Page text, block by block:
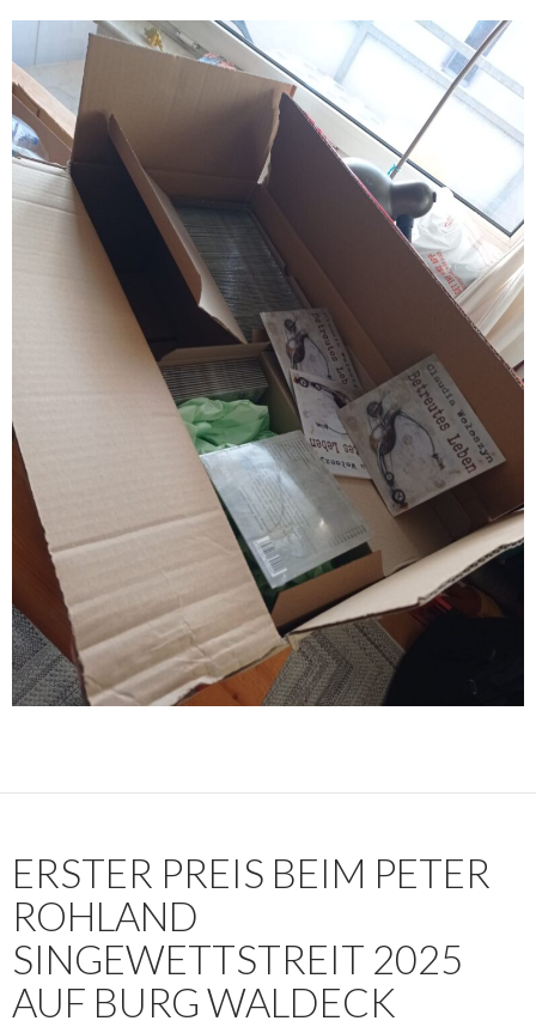
ERSTER PREIS BEIM PETER
ROHLAND
SINGEWETTSTREIT 2025
AUF BURG WALDECK